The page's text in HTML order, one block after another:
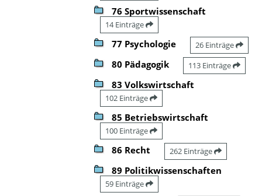
76 Sportwissenschaft
14 Einträge
77 Psychologie 26 Einträge
80 Pädagogik 113 Einträge
83 Volkswirtschaft
102 Einträge
85 Betriebswirtschaft
100 Einträge
86 Recht 262 Einträge
89 Politikwissenschaften
59 Einträge